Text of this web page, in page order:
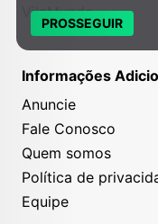
VilaMundo
Informações
Anuncie
Fale Conosco
Quem somos
Política de
Equipe
PROSSEGUIR